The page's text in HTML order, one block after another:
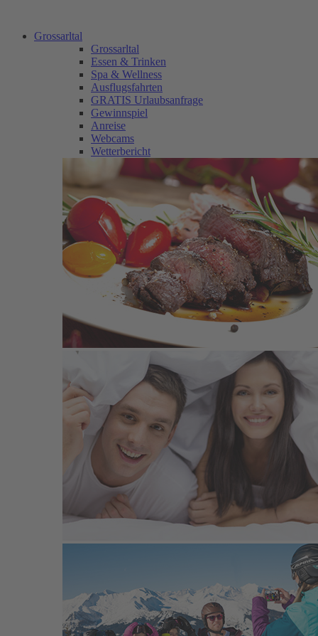
Grossarltal
Grossarltal
Essen & Trinken
Spa & Wellness
Ausflugsfahrten
GRATIS Urlaubsanfrage
Gewinnspiel
Anreise
Webcams
Wetterbericht